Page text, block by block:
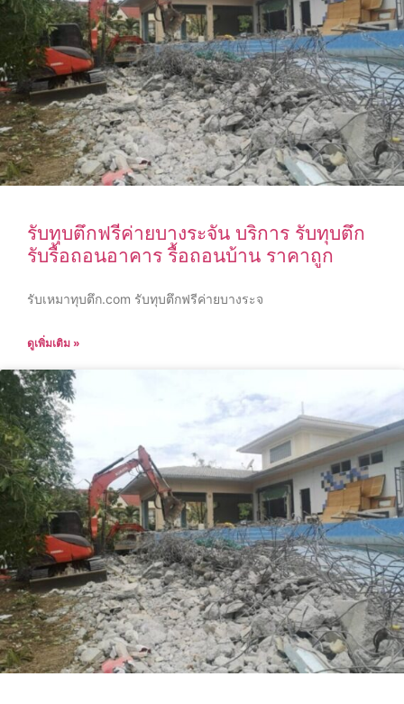
รับทุบตึกฟรีค่ายบางระจัน บริการ รับทุบตึก
รับรื้อถอนอาคาร รื้อถอนบ้าน ราคาถูก
รับเหมาทุบตึก.com รับทุบตึกฟรีค่ายบางระจ
ดูเพิ่มเติม »